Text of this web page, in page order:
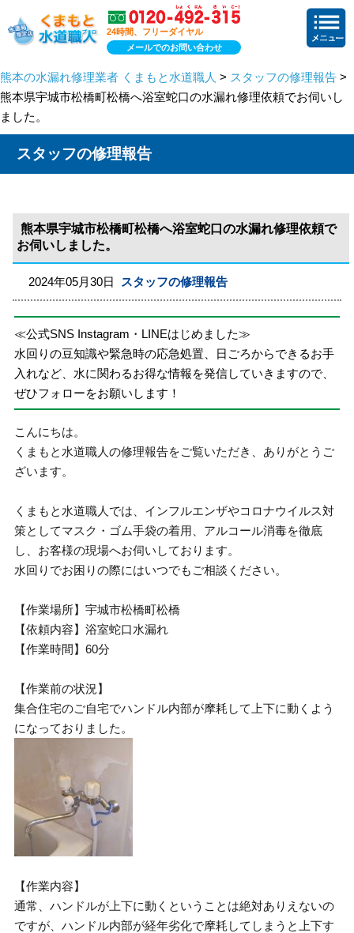
24時間、フリーダイヤル
メールでのお問い合わせ
熊本の水漏れ修理業者 くまもと水道職人 > スタッフの修理報告 >
熊本県宇城市松橋町松橋へ浴室蛇口の水漏れ修理依頼でお伺いし
ました。
スタッフの修理報告
熊本県宇城市松橋町松橋へ浴室蛇口の水漏れ修理依頼で
お伺いしました。
2024年05月30日 スタッフの修理報告
≪公式SNS Instagram・LINEはじめました≫
水回りの豆知識や緊急時の応急処置、日ごろからできるお手
入れなど、水に関わるお得な情報を発信していきますので、
ぜひフォローをお願いします！
こんにちは。
くまもと水道職人の修理報告をご覧いただき、ありがとうご
ざいます。
くまもと水道職人では、インフルエンザやコロナウイルス対
策としてマスク・ゴム手袋の着用、アルコール消毒を徹底
し、お客様の現場へお伺いしております。
水回りでお困りの際にはいつでもご相談ください。
【作業場所】宇城市松橋町松橋
【依頼内容】浴室蛇口水漏れ
【作業時間】60分
【作業前の状況】
集合住宅のご自宅でハンドル内部が摩耗して上下に動くよう
になっておりました。
【作業内容】
通常、ハンドルが上下に動くということは絶対ありえないの
ですが、ハンドル内部が経年劣化で摩耗してしまうと上下す